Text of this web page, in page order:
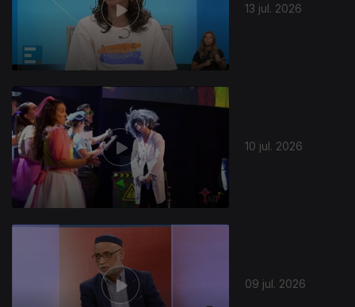
13 jul. 2026
10 jul. 2026
09 jul. 2026